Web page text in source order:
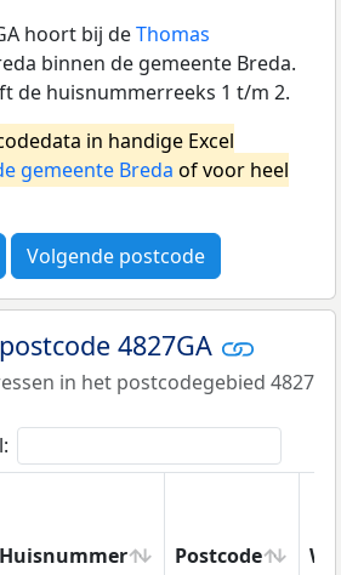
hoort bij deThomas
binnen de gemeente Breda.
de huisnummerreeks 1 t/m 2.
in handige Excel
gemeente Breda of voor heel
Volgende postcode
4827GA
in het postcodegebied 4827
Huisnummer Postcode